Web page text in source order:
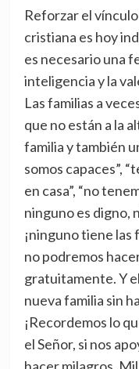
Reforzar el
cristiana es hoy
es necesario una
inteligencia y la
Las familias a
que no están a la
familia y también
somos capaces”,
en casa”, “no
ninguno es digno,
¡ninguno tiene las
no podremos
gratuitamente. Y
nueva familia sin
¡Recordemos lo
el Señor, si nos